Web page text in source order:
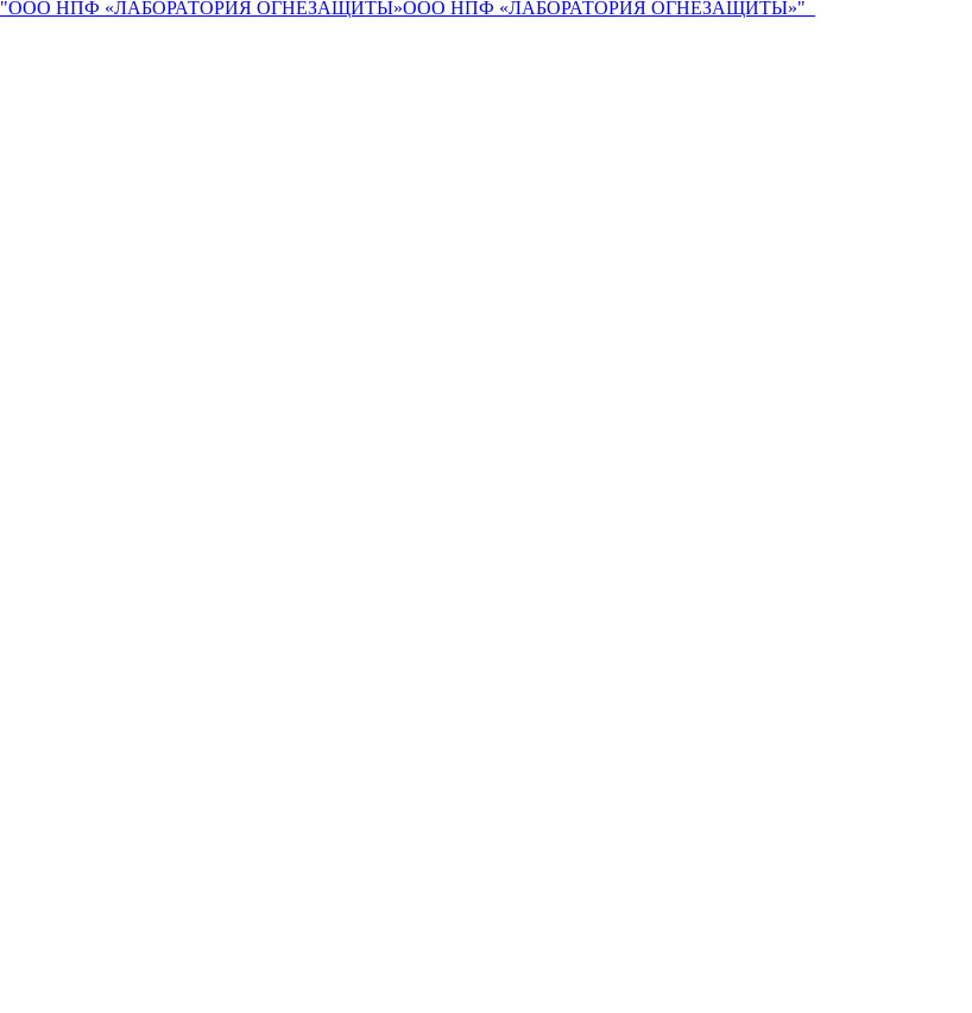
"ООО НПФ «ЛАБОРАТОРИЯ ОГНЕЗАЩИТЫ»ООО НПФ «ЛАБОРАТОРИЯ ОГНЕЗАЩИТЫ»"